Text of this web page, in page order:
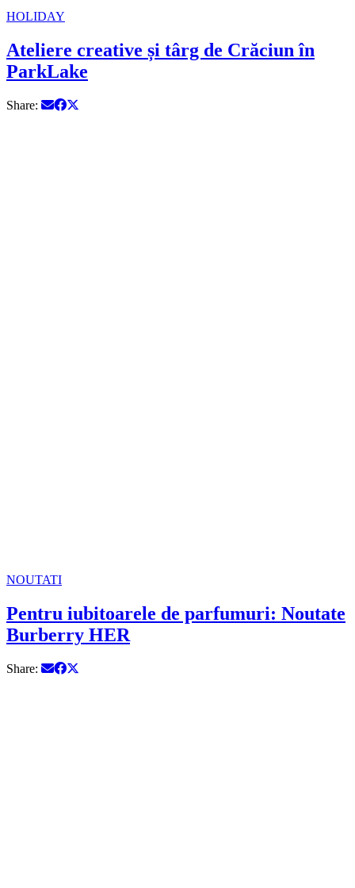
HOLIDAY
Ateliere creative și târg de Crăciun în
ParkLake
Share:
NOUTATI
Pentru iubitoarele de parfumuri: Noutate
Burberry HER
Share: